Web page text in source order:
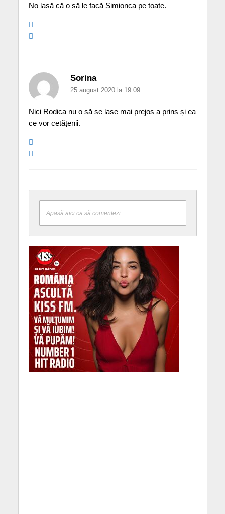
No lasă că o să le facă Simionca pe toate.
Sorina
25 august 2020 la 19:09
Nici Rodica nu o să se lase mai prejos a prins și ea
ce vor cetățenii.
Apasă aici ca să comentezi